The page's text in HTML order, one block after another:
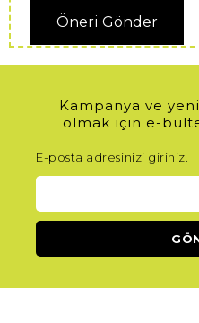
Öneri Gönder
Kampanya ve
olmak için e-
E-posta adresinizi giriniz.